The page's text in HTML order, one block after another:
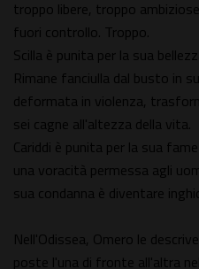
troppo libere, troppo
fuori controllo. Troppo.
Scilla è punita per la sua
Rimane fanciulla dal busto in
deformata in violenza,
sei cagne all'altezza della vita.
Cariddi è punita per la sua
una voracità permessa agli
sua condanna è diventare
Nell'Odissea, Omero le
poste l'una di fronte all'altra